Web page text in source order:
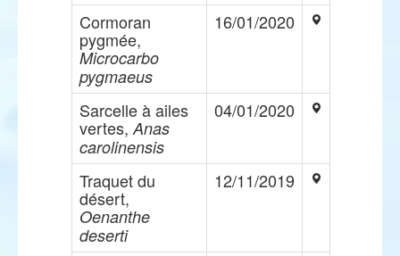
Cormoran
pygmée,
Microcarbo
pygmaeus
16/01/2020
Sarcelle à ailes
vertes, Anas
carolinensis
04/01/2020
Traquet du
désert,
Oenanthe
deserti
12/11/2019